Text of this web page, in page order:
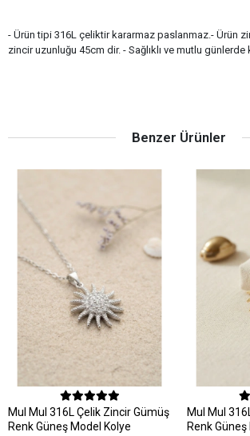
- Ürün tipi 316L çeliktir kararmaz paslanmaz.- Ürün
zincir uzunluğu 45cm dir. - Sağlıklı ve mutlu günlerde
Benzer Ürünler
MuI MuI 316L Çelik Zincir Gümüş
Renk Güneş Model Kolye
MuI MuI
Renk